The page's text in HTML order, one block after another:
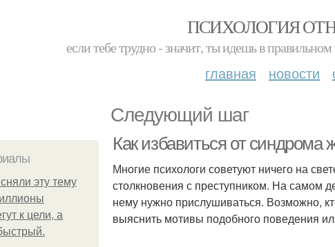
ПСИХОЛОГИЯ
если тебе трудно - значит, ты идешь в
главная новости
Следующий шаг
эту тему
к цели, а
Как избавиться от синдрома
Многие психологи советуют ничего на
столкновения с преступником. На самом
нему нужно прислушиваться. Возможно,
выяснить мотивы подобного поведения